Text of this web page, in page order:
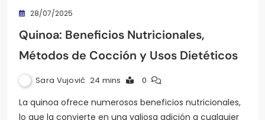
28/07/2025
Quinoa: Beneficios Nutricionales,
Métodos de Cocción y Usos Dietéticos
Sara Vujović 24 mins 0
La quinoa ofrece numerosos beneficios nutricionales,
lo que la convierte en una valiosa adición a cualquier